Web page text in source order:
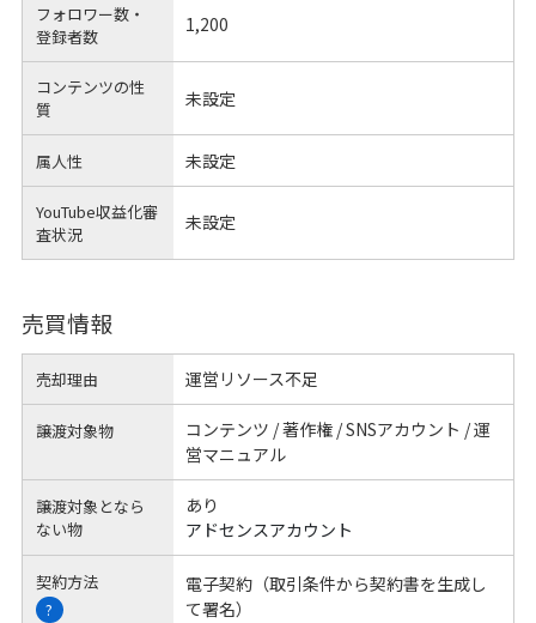
フォロワー数・
登録者数
1,200
コンテンツの性
質
未設定
属人性 未設定
YouTube収益化審
査状況
未設定
売買情報
売却理由 運営リソース不足
譲渡対象物
コンテンツ / 著作権 / SNSアカウント / 運
営マニュアル
譲渡対象となら
ない物
あり
アドセンスアカウント
契約方法
?
電子契約（取引条件から契約書を生成し
て署名）